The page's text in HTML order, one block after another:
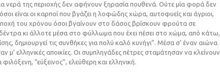
νερά της περιοχής δεν αφήνουν ξηρασία πουθενά. Ούτε μία φορά δεν
είναι οι καρποί που βγάζει η λοφώδης χώρα, αυτοφυείς και άγριοι,
του χρόνου όσοι βγαίνουν στο δάσος βρίσκουν φρούτα σε
κι άλλοτε μέσα στο φύλλωμα που έχει πέσει στο χώμα, από κάτω,
δημιουργεί τις συνθήκες για πολύ καλό κυνήγι”. Μέσα σ’ έναν αιώνα
μ’ ελληνικές αποικίες. Οι συμπληγάδες πέτρες σταμάτησαν να κλείνουν
“εύξεινος”, ελεύθερη και ελληνική.